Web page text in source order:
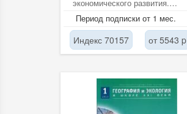
экономического развития.
Издаётся с 1929 г.
Период подписки от 1 мес.
Индекс 70157 от 5543 p